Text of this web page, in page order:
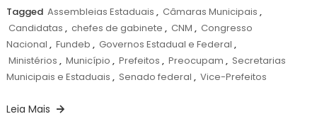
Tagged Assembleias Estaduais , Câmaras Municipais ,
Candidatas , chefes de gabinete , CNM , Congresso
Nacional , Fundeb , Governos Estadual e Federal ,
Ministérios , Município , Prefeitos , Preocupam , Secretarias
Municipais e Estaduais , Senado federal , Vice-Prefeitos
Leia Mais